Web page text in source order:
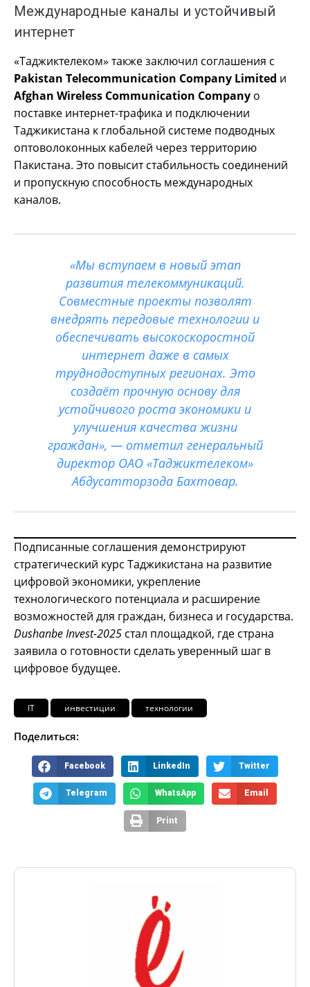
Международные каналы и устойчивый
интернет
«Таджиктелеком» также заключил соглашения с
Pakistan Telecommunication Company Limited и
Afghan Wireless Communication Company о
поставке интернет-трафика и подключении
Таджикистана к глобальной системе подводных
оптоволоконных кабелей через территорию
Пакистана. Это повысит стабильность соединений
и пропускную способность международных
каналов.
«Мы вступаем в новый этап
развития телекоммуникаций.
Совместные проекты позволят
внедрять передовые технологии и
обеспечивать высокоскоростной
интернет даже в самых
труднодоступных регионах. Это
создаёт прочную основу для
устойчивого роста экономики и
улучшения качества жизни
граждан», — отметил генеральный
директор ОАО «Таджиктелеком»
Абдусатторзода Бахтовар.
Подписанные соглашения демонстрируют
стратегический курс Таджикистана на развитие
цифровой экономики, укрепление
технологического потенциала и расширение
возможностей для граждан, бизнеса и государства.
Dushanbe Invest-2025 стал площадкой, где страна
заявила о готовности сделать уверенный шаг в
цифровое будущее.
IT инвестиции технологии
Поделиться:
Facebook LinkedIn Twitter
Telegram WhatsApp Email
Print